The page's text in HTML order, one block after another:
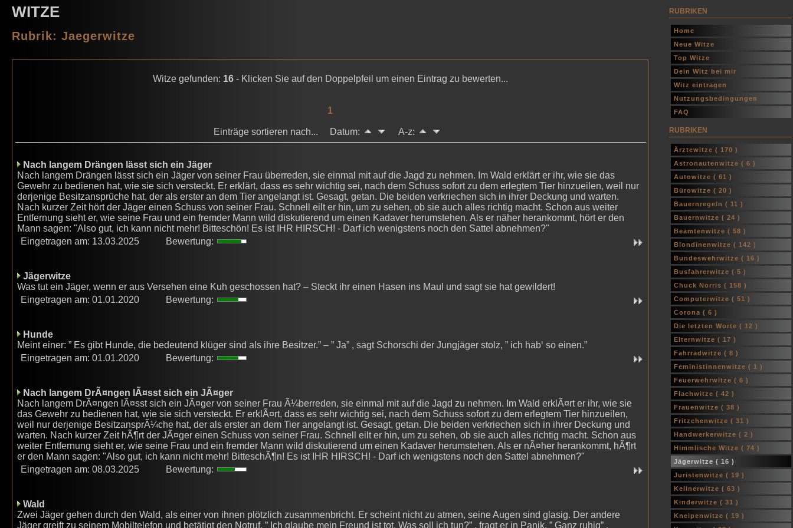
WITZE
Rubrik: Jaegerwitze
Witze gefunden: 16- Klicken Sie auf den Doppelpfeil um einen Eintrag zu bewerten...
1
Einträge sortieren nach... Datum: A-z:
Nach langem Drängen lässt sich ein Jäger
Nach langem Drängen lässt sich ein Jäger von seiner Frau überreden, sie einmal mit auf die Jagd zu nehmen. Im Wald erklärt er ihr, wie sie das
Gewehr zu bedienen hat, wie sie sich versteckt. Er erklärt, dass es sehr wichtig sei, nach dem Schuss sofort zu dem erlegtem Tier hinzueilen, weil nur
derjenige Besitzansprüche hat, der als erster an dem Tier angelangt ist. Gesagt, getan. Die beiden verkriechen sich in ihrer Deckung und warten.
Nach kurzer Zeit hört der Jäger einen Schuss von seiner Frau. Schnell eilt er hin, um zu sehen, ob sie auch alles richtig macht. Schon aus weiter
Entfernung sieht er, wie seine Frau und ein fremder Mann wild diskutierend um einen Kadaver herumstehen. Als er näher herankommt, hört er den
Mann sagen: "Also gut, ich kann nicht mehr! Bitteschön! Es ist IHR HIRSCH! - Darf ich wenigstens noch den Sattel abnehmen?"
Eingetragen am: 13.03.2025
Bewertung:
Jägerwitze
Was tut ein Jäger, wenn er aus Versehen eine Kuh geschossen hat? – Steckt ihr einen Hasen ins Maul und sagt sie hat gewildert!
Eingetragen am: 01.01.2020
Bewertung:
Hunde
Meint einer: ” Es gibt Hunde, die bedeutend klüger sind als ihre Besitzer.” – ” Ja” , sagt Schorschi der Jungjäger stolz, ” ich hab‘ so einen.”
Eingetragen am: 01.01.2020
Bewertung:
Nach langem DrÃ¤ngen lÃ¤sst sich ein JÃ¤ger
Nach langem DrÃ¤ngen lÃ¤sst sich ein JÃ¤ger von seiner Frau Ã¼berreden, sie einmal mit auf die Jagd zu nehmen. Im Wald erklÃ¤rt er ihr, wie sie
das Gewehr zu bedienen hat, wie sie sich versteckt. Er erklÃ¤rt, dass es sehr wichtig sei, nach dem Schuss sofort zu dem erlegtem Tier hinzueilen,
weil nur derjenige BesitzansprÃ¼che hat, der als erster an dem Tier angelangt ist. Gesagt, getan. Die beiden verkriechen sich in ihrer Deckung und
warten. Nach kurzer Zeit hÃ¶rt der JÃ¤ger einen Schuss von seiner Frau. Schnell eilt er hin, um zu sehen, ob sie auch alles richtig macht. Schon aus
weiter Entfernung sieht er, wie seine Frau und ein fremder Mann wild diskutierend um einen Kadaver herumstehen. Als er nÃ¤her herankommt, hÃ¶rt
er den Mann sagen: "Also gut, ich kann nicht mehr! BitteschÃ¶n! Es ist IHR HIRSCH! - Darf ich wenigstens noch den Sattel abnehmen?"
Eingetragen am: 08.03.2025
Bewertung:
Wald
Zwei Jäger gehen durch den Wald, als einer von ihnen plötzlich zusammenbricht. Er scheint nicht zu atmen, seine Augen sind glasig. Der andere
Jäger greift zu seinem Mobiltelefon und betätigt den Notruf. ” Ich glaube mein Freund ist tot. Was soll ich tun?” , fragt er in Panik. ” Ganz ruhig” ,
RUBRIKEN
Home
Neue Witze
Top Witze
Dein Witz bei mir
Witz eintragen
Nutzungsbedingungen
FAQ
RUBRIKEN
Ärztewitze ( 170 )
Astronautenwitze ( 6 )
Autowitze ( 61 )
Bürowitze ( 20 )
Bauernregeln ( 11 )
Bauernwitze ( 24 )
Beamtenwitze ( 58 )
Blondinenwitze ( 142 )
Bundeswehrwitze ( 16 )
Busfahrerwitze ( 5 )
Chuck Norris ( 158 )
Computerwitze ( 51 )
Corona ( 6 )
Die letzten Worte ( 12 )
Elternwitze ( 17 )
Fahrradwitze ( 8 )
Feministinnenwitze ( 1 )
Feuerwehrwitze ( 6 )
Flachwitze ( 42 )
Frauenwitze ( 38 )
Fritzchenwitze ( 31 )
Handwerkerwitze ( 2 )
Himmlische Witze ( 74 )
Jägerwitze ( 16 )
Juristenwitze ( 19 )
Kellnerwitze ( 63 )
Kinderwitze ( 31 )
Kneipenwitze ( 19 )